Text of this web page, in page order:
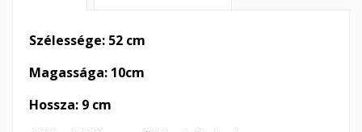
Szélessége: 52 cm
Magassága: 10cm
Hossza: 9 cm